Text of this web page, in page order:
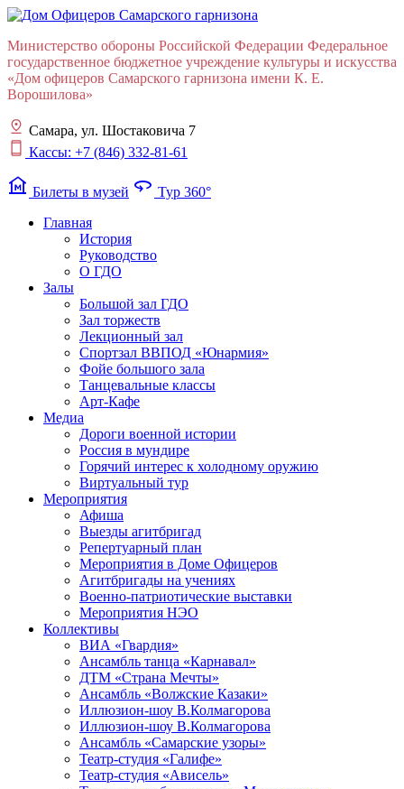
Министерство обороны Российской Федерации Федеральное
государственное бюджетное учреждение культуры и искусства
«Дом офицеров Cамарского гарнизона имени К. Е.
Ворошилова»
Самара, ул. Шостаковича 7
Кассы: +7 (846) 332-81-61
museum Билеты в музей 360 Тур 360°
Главная
История
Руководство
О ГДО
Залы
Большой зал ГДО
Зал торжеств
Лекционный зал
Cпортзал ВВПОД «Юнармия»
Фойе большого зала
Танцевальные классы
Арт-Кафе
Медиа
Дороги военной истории
Россия в мундире
Горячий интерес к холодному оружию
Виртуальный тур
Мероприятия
Афиша
Выезды агитбригад
Репертуарный план
Мероприятия в Доме Офицеров
Агитбригады на учениях
Военно-патриотические выставки
Мероприятия НЭО
Коллективы
ВИА «Гвардия»
Ансамбль танца «Карнавал»
ДТМ «Страна Мечты»
Ансамбль «Волжские Казаки»
Иллюзион-шоу В.Колмагорова
Иллюзион-шоу В.Колмагорова
Ансамбль «Самарские узоры»
Театр-студия «Галифе»
Театр-студия «Ависель»